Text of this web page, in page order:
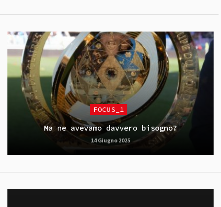
FOCUS_1
Ma ne avevamo davvero bisogno?
14 Giugno 2025